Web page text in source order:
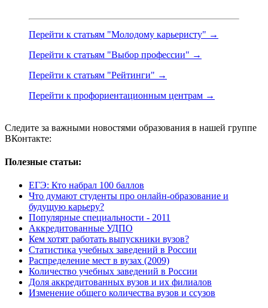
Перейти к статьям "Молодому карьеристу" →
Перейти к статьям "Выбор профессии" →
Перейти к статьям "Рейтинги" →
Перейти к профориентационным центрам →
Следите за важными новостями образования в нашей группе
ВКонтакте:
Полезные статьи:
ЕГЭ: Кто набрал 100 баллов
Что думают студенты про онлайн-образование и
будущую карьеру?
Популярные специальности - 2011
Аккредитованные УДПО
Кем хотят работать выпускники вузов?
Статистика учебных заведений в России
Распределение мест в вузах (2009)
Количество учебных заведений в России
Доля аккредитованных вузов и их филиалов
Изменение общего количества вузов и ссузов